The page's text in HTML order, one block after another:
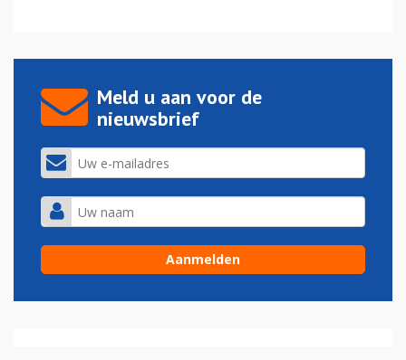
Meld u aan voor de
nieuwsbrief